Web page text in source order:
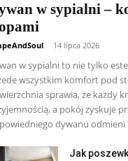
w sypialni –
- 14 lipca 2026
w sypialni to nie tylko
wszystkim komfort pod
sprawia, że każdy
a pokój zyskuje
dywanu odmieni
Jak